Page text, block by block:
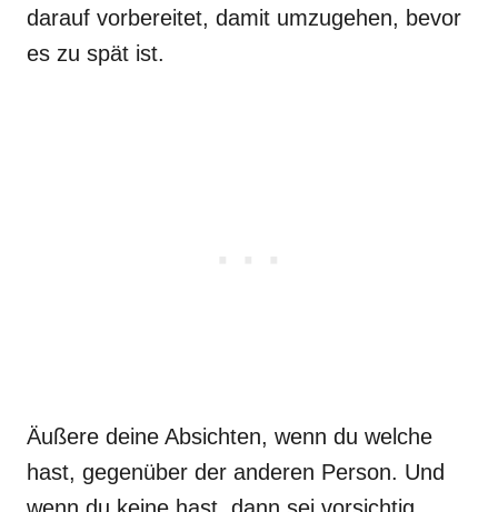
darauf vorbereitet, damit umzugehen, bevor
es zu spät ist.
Äußere deine Absichten, wenn du welche
hast, gegenüber der anderen Person. Und